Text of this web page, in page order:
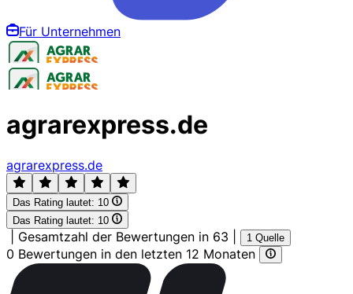
Für Unternehmen
agrarexpress.de
agrarexpress.de
Das Rating lautet: 10
Das Rating lautet: 10
Gesamtzahl der Bewertungen in 63 1 Quelle
0 Bewertungen in den letzten 12 Monaten